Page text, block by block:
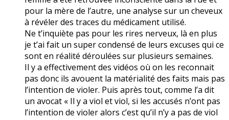
pour la mère de l’autre, une analyse sur un cheveux
à révéler des traces du médicament utilisé.
Ne t’inquiète pas pour les rires nerveux, là en plus
je t’ai fait un super condensé de leurs excuses qui ce
sont en réalité déroulées sur plusieurs semaines.
Il y a effectivement des vidéos où on les reconnait
pas donc ils avouent la matérialité des faits mais pas
l’intention de violer. Puis après tout, comme l’a dit
un avocat « Il y a viol et viol, si les accusés n’ont pas
l’intention de violer alors c’est qu’il n’y a pas de viol